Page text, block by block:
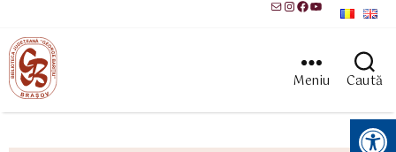
MailInstagram
Facebook
YouTube
Meniu Caută
Instrumente pentru accesibilitate